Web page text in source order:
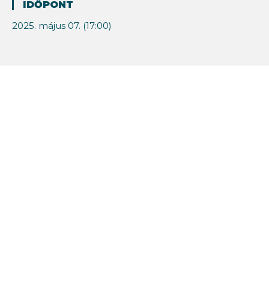
IDŐPONT
2025. május 07. (17:00)